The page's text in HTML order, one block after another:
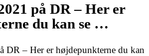
på DR – Her er
du kan se …
DR – Her er højdepunkterne du kan